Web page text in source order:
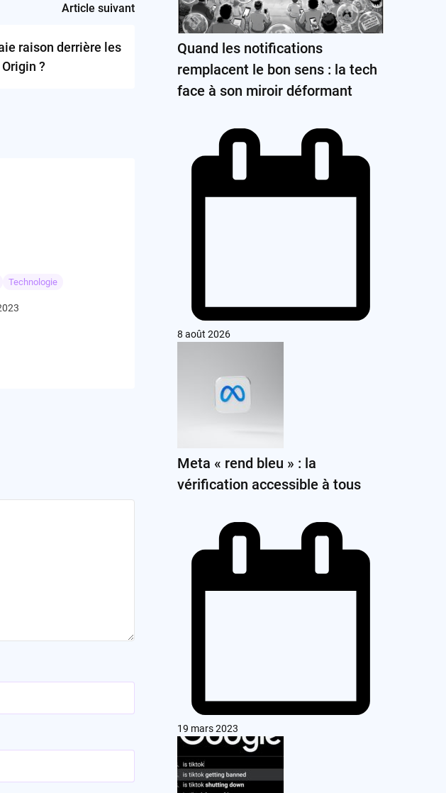
Article suivant
raison derrière les
?
Technologie
Quand les notifications
remplacent le bon sens : la tech
face à son miroir déformant
8 août 2026
Meta « rend bleu » : la
vérification accessible à tous
19 mars 2023